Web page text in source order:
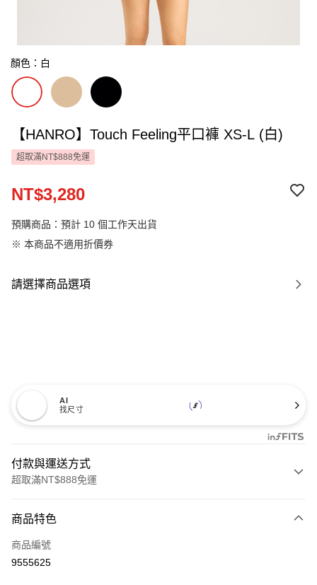
顏色：白
【HANRO】Touch Feeling平口褲 XS-L (白)
超取滿NT$888免運
NT$3,280
預購商品：預計 10 個工作天出貨
※ 本商品不適用折價券
請選擇商品選項
AI
找尺寸
付款與運送方式
超取滿NT$888免運
信用卡一次付款
信用卡分期付款
商品特色
商品編號
9555625